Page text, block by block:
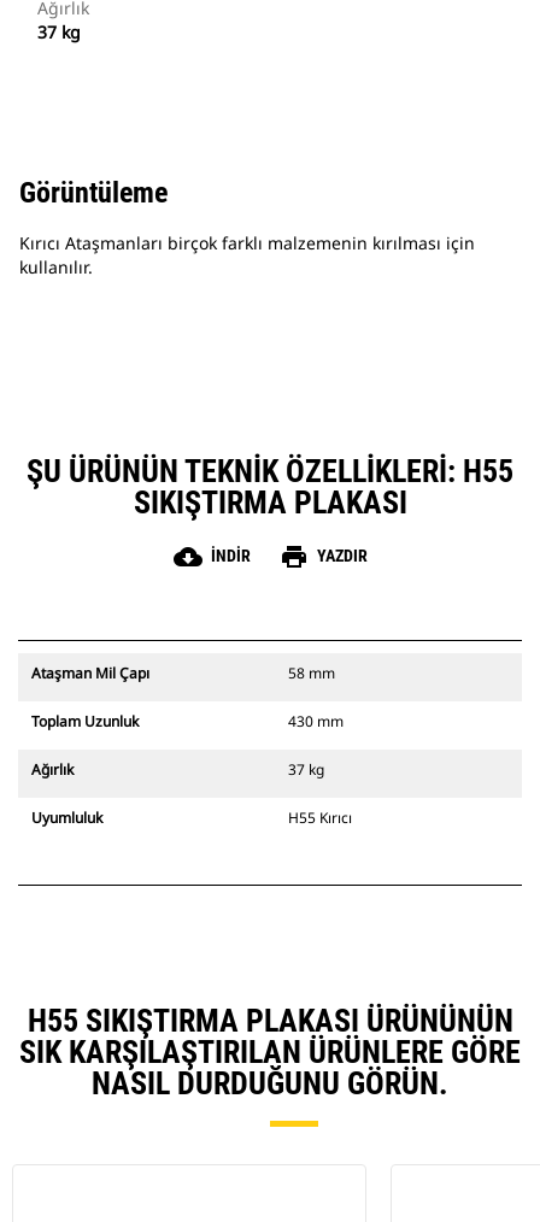
Ağırlık
37 kg
Görüntüleme
Kırıcı Ataşmanları birçok farklı malzemenin kırılması için
kullanılır.
ŞU ÜRÜNÜN TEKNIK ÖZELLIKLERI: H55
SIKIŞTIRMA PLAKASI
cloud_download İNDIR print YAZDIR
Ataşman Mil Çapı 58 mm
Toplam Uzunluk 430 mm
Ağırlık 37 kg
Uyumluluk H55 Kırıcı
H55 SIKIŞTIRMA PLAKASI ÜRÜNÜNÜN
SIK KARŞILAŞTIRILAN ÜRÜNLERE GÖRE
NASIL DURDUĞUNU GÖRÜN.